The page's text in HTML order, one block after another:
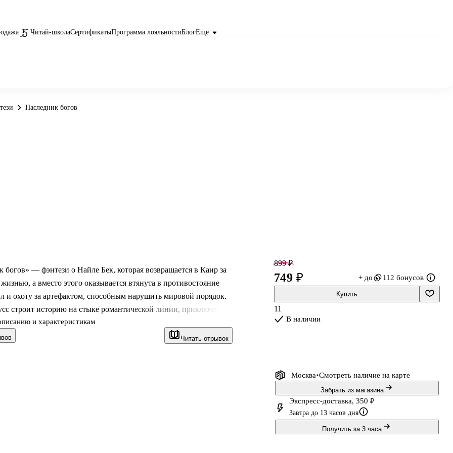
Читай-школаСертификатыПрограмма лояльностиБлогЕщё
Наследник богов
Читать отрывок
богов» — фэнтези о Найле Бек, которая возвращается в Каир за
а вместо этого оказывается втянута в противостояние
и охоту за артефактом, способным нарушить мировой порядок.
строит историю на стыке романтической линии, приключения
мифологии. Здесь важны не сложные
справки о пантеоне, а движение сюжета, опасные
и характеристикам
899 ₽
749 ₽ + до 112 бонусов
Купить
11
В наличии
Москва Смотреть наличие на карте
Забрать из магазина
Экспресс-доставка, 350 ₽
Завтра до 13 часов дня
Получить за 3 часа